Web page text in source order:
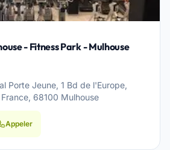
- Fitness Park - Mulhouse
Porte Jeune, 1 Bd de l'Europe,
68100 Mulhouse
Appeler